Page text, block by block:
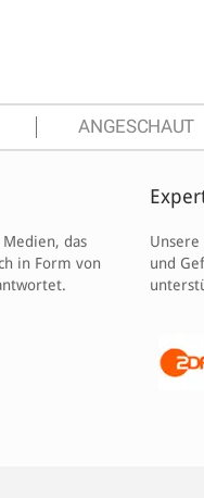
ANGESCHAUT
das
in Form von
Unsere
und